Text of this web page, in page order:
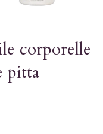
corporelle
pitta